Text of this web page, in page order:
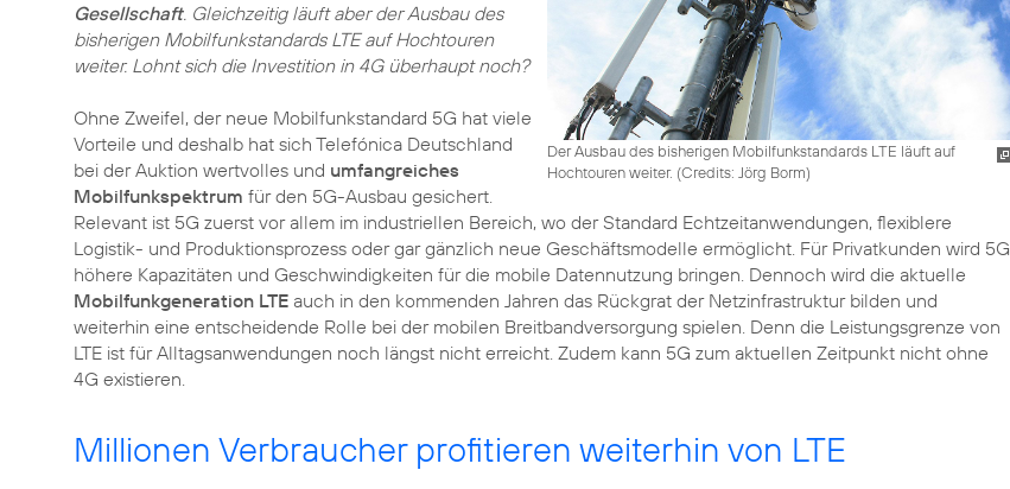
Der Ausbau des bisherigen Mobilfunkstandards LTE läuft auf
Hochtouren weiter. (Credits: Jörg Borm)
Gesellschaft. Gleichzeitig läuft aber der Ausbau des
bisherigen Mobilfunkstandards LTE auf Hochtouren
weiter. Lohnt sich die Investition in 4G überhaupt noch?
Ohne Zweifel, der neue Mobilfunkstandard 5G hat viele
Vorteile und deshalb hat sich Telefónica Deutschland
bei der Auktion wertvolles und umfangreiches
Mobilfunkspektrum für den 5G-Ausbau gesichert.
Relevant ist 5G zuerst vor allem im industriellen Bereich, wo der Standard Echtzeitanwendungen, flexiblere
Logistik- und Produktionsprozess oder gar gänzlich neue Geschäftsmodelle ermöglicht. Für Privatkunden wird 5G
höhere Kapazitäten und Geschwindigkeiten für die mobile Datennutzung bringen. Dennoch wird die aktuelle
Mobilfunkgeneration LTE auch in den kommenden Jahren das Rückgrat der Netzinfrastruktur bilden und
weiterhin eine entscheidende Rolle bei der mobilen Breitbandversorgung spielen. Denn die Leistungsgrenze von
LTE ist für Alltagsanwendungen noch längst nicht erreicht. Zudem kann 5G zum aktuellen Zeitpunkt nicht ohne
4G existieren.
Millionen Verbraucher profitieren weiterhin von LTE